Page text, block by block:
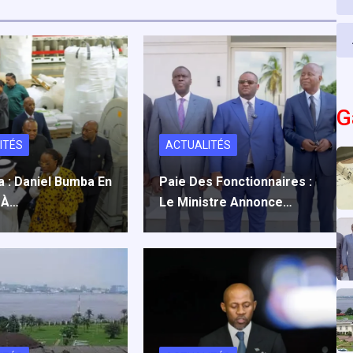
: Daniel Bumba En
ACTUALITÉS
Paie Des Fonctionnaires :
Le Ministre Annonce…